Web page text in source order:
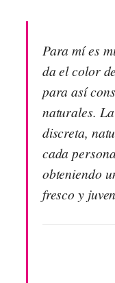
Para mí es
da el color
para así
naturales.
discreta,
cada
obteniendo
fresco y